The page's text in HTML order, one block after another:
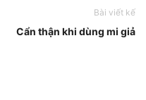
Bài viết kế
Cẩn thận khi dùng mi giả